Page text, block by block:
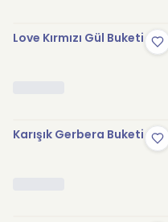
Love Kırmızı Gül Buketi
Karışık Gerbera Buketi